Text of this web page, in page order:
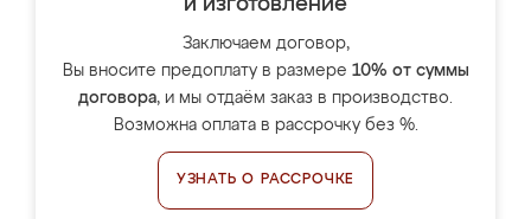
и изготовление
Заключаем договор,
Вы вносите предоплату в размере 10% от суммы
договора, и мы отдаём заказ в производство.
Возможна оплата в рассрочку без %.
УЗНАТЬ О РАССРОЧКЕ